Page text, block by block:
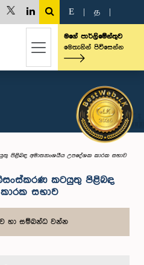
E த
මගේ පාර්ලිමේන්තුව
මෙතැනින් පිවිසෙන්න
පිළිබඳ අමාත්‍යාංශයීය උපදේශක කාරක සභාව
කටයුතු පිළිබඳ
සභාව
හා සම්බන්ධ වන්න